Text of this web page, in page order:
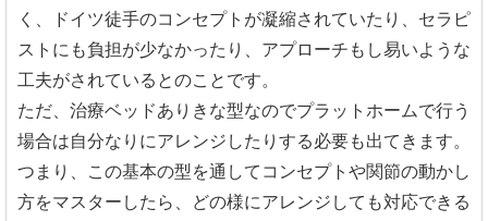
く、ドイツ徒手のコンセプトが凝縮されていたり、セラピ
ストにも負担が少なかったり、アプローチもし易いような
工夫がされているとのことです。
ただ、治療ベッドありきな型なのでプラットホームで行う
場合は自分なりにアレンジしたりする必要も出てきます。
つまり、この基本の型を通してコンセプトや関節の動かし
方をマスターしたら、どの様にアレンジしても対応できる